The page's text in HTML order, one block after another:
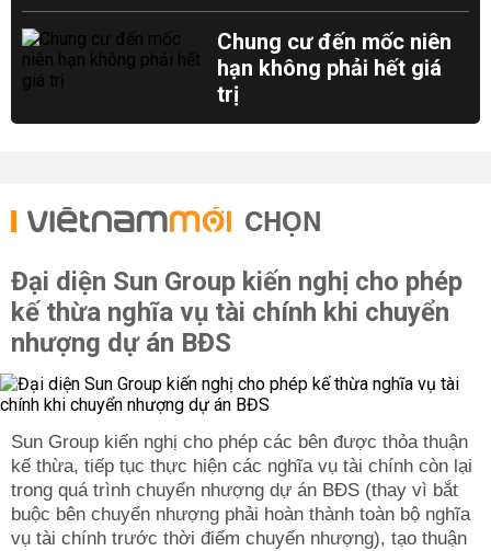
Chung cư đến mốc niên
hạn không phải hết giá
trị
CHỌN
Đại diện Sun Group kiến nghị cho phép
kế thừa nghĩa vụ tài chính khi chuyển
nhượng dự án BĐS
Sun Group kiến nghị cho phép các bên được thỏa thuận
kế thừa, tiếp tục thực hiện các nghĩa vụ tài chính còn lại
trong quá trình chuyển nhượng dự án BĐS (thay vì bắt
buộc bên chuyển nhượng phải hoàn thành toàn bộ nghĩa
vụ tài chính trước thời điểm chuyển nhượng), tạo thuận